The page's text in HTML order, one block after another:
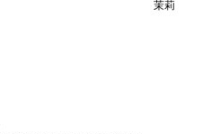
茉莉